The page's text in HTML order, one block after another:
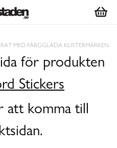
MED FÄRGGLADA KLISTERMÄRKEN
för produkten
Stickers
komma till